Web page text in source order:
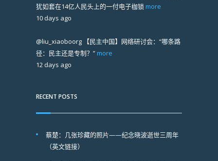
犹如套在14亿人民头上的一付电子枷锁 more
10 days ago
@liu_xiaoboorg 【民主中国】网络研讨会：“哪条路
径：民主还是专制？” more
12 days ago
RECENT POSTS
蔡楚：几张珍藏的照片——纪念晓波逝世三周年
（英文链接）